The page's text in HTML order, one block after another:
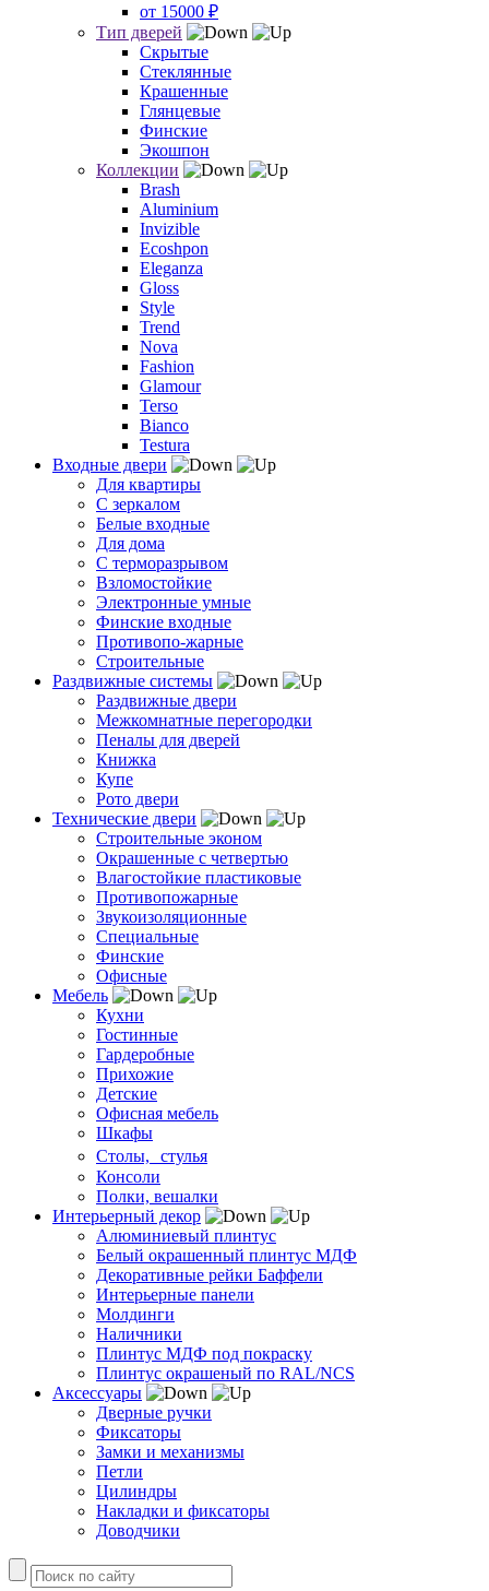
от 15000 ₽
Тип дверей
Скрытые
Стеклянные
Крашенные
Глянцевые
Финские
Экошпон
Коллекции
Brash
Aluminium
Invizible
Ecoshpon
Eleganza
Gloss
Style
Trend
Nova
Fashion
Glamour
Terso
Bianco
Testura
Входные двери
Для квартиры
С зеркалом
Белые входные
Для дома
С терморазрывом
Взломостойкие
Электронные умные
Финские входные
Противопо-жарные
Строительные
Раздвижные системы
Раздвижные двери
Межкомнатные перегородки
Пеналы для дверей
Книжка
Купе
Рото двери
Технические двери
Строительные эконом
Окрашенные с четвертью
Влагостойкие пластиковые
Противопожарные
Звукоизоляционные
Специальные
Финские
Офисные
Мебель
Кухни
Гостинные
Гардеробные
Прихожие
Детские
Офисная мебель
Шкафы
Столы, стулья
Консоли
Полки, вешалки
Интерьерный декор
Алюминиевый плинтус
Белый окрашенный плинтус МДФ
Декоративные рейки Баффели
Интерьерные панели
Молдинги
Наличники
Плинтус МДФ под покраску
Плинтус окрашеный по RAL/NCS
Аксессуары
Дверные ручки
Фиксаторы
Замки и механизмы
Петли
Цилиндры
Накладки и фиксаторы
Доводчики